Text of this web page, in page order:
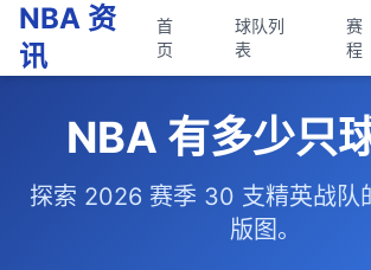
NBA 资
讯
首
页
球队列
表
赛
程
NBA 有多少只
探索 2026 赛季 30 支精英战队
版图。